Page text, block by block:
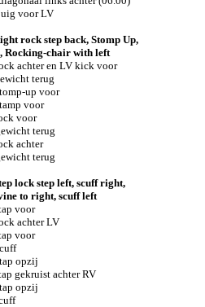
voor LV
rock step back, Stomp Up,
Rocking-chair with left
achter en LV kick voor
terug
up voor
voor
voor
terug
achter
terug
lock step left, scuff right,
to right, scuff left
voor
achter LV
voor
opzij
gekruist achter RV
opzij